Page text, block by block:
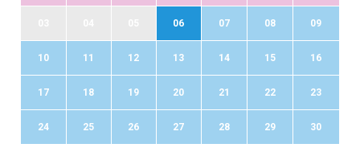
06 07 08 09
10 11 12 13 14 15 16
17 18 19 20 21 22 23
24 25 26 27 28 29 30